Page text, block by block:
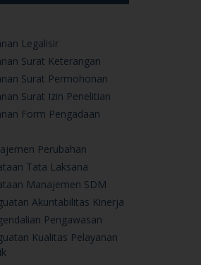
Legalisir
Surat Keterangan
Surat Permohonan
Surat Izin Penelitian
Form Pengadaan
Perubahan
Tata Laksana
Manajemen SDM
Akuntabilitas Kinerja
Pengawasan
Kualitas Pelayanan